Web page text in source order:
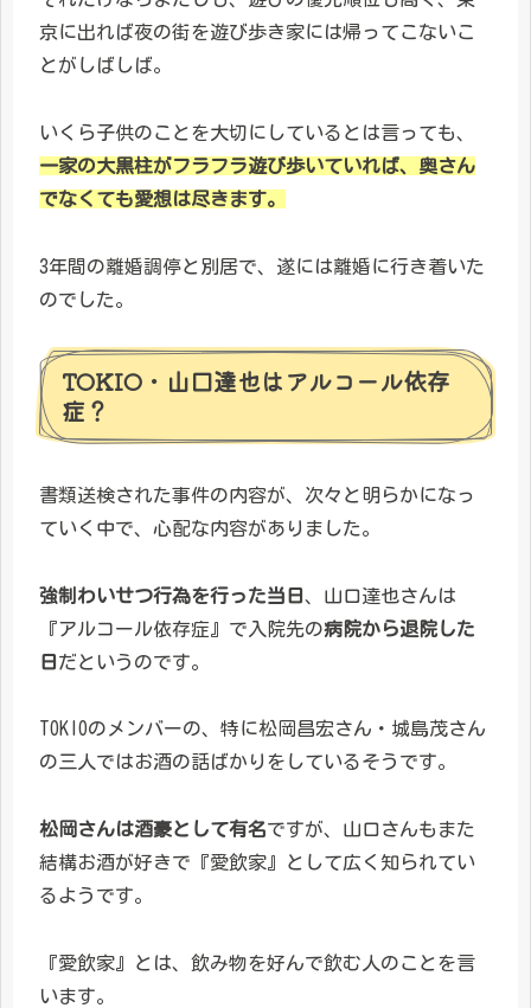
京に出れば夜の街を遊び歩き家には帰ってこないこ
とがしばしば。
いくら子供のことを大切にしているとは言っても、
一家の大黒柱がフラフラ遊び歩いていれば、奥さん
でなくても愛想は尽きます。
3年間の離婚調停と別居で、遂には離婚に行き着いた
のでした。
TOKIO・山口達也はアルコール依存
症？
書類送検された事件の内容が、次々と明らかになっ
ていく中で、心配な内容がありました。
強制わいせつ行為を行った当日 、山口達也さんは
『アルコール依存症』で入院先の病院から退院した
日 だというのです。
TOKIOのメンバーの、特に松岡昌宏さん・城島茂さん
の三人ではお酒の話ばかりをしているそうです。
松岡さんは酒豪として有名ですが、山口さんもまた
結構お酒が好きで『愛飲家』として広く知られてい
るようです。
『愛飲家』とは、飲み物を好んで飲む人のことを言
います。